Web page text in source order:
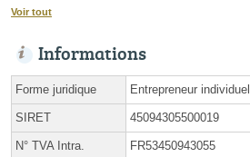
Voir tout
Informations
Forme juridique Entrepreneur individuel
SIRET 45094305500019
N° TVA Intra. FR53450943055